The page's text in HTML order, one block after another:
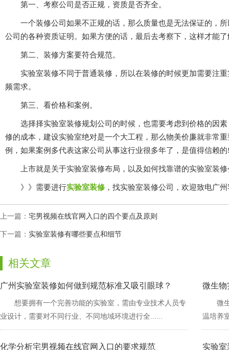
第一、考察公司是否正规，资质是否齐全。
一个装修公司如果不正规的话，那么质量也是无法保证的，所
公司的各种资质证明。如果方便的话，最后去考察下，这样才能了
第二、装修方案要符合规范。
实验室装修不同于普通装修，所以在装修的时候更加需要注重
频需求。
第三、看价格和案例。
选择择实验室装修规划公司的时候，也需要考虑到价格的因素
修的成本，建设实验室绝对是一个大工程，那么物美价廉就非常重
例，如果案例多代表这家公司从事这行业很多年了，是值得信赖
上市就是关于实验室装修布局，以及如何找靠谱的实验室装修公
》》需要进行实验室装修 ，找实验室装修公司，欢迎致电
上一篇： 宅男视频在线官网入口的四个要点及原则
下一篇： 实验室装修有哪些要点和细节
相关文章
广州实验室装修如何做到规范标准又吸引眼球？
想要拥有一个完善功能的实验室，需由专业技术人员专
业设计，需要对不同行业、不同地域环境进行全......
微生物
微
温培养
化学分析宅男视频在线官网入口的要求规范 实验室